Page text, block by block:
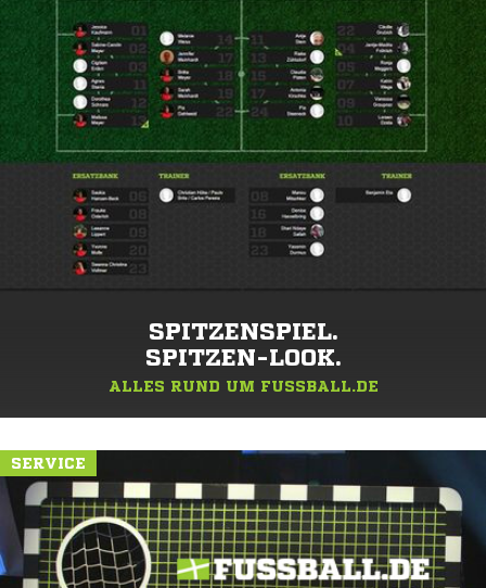
SPITZENSPIEL.
SPITZEN-LOOK.
ALLES RUND UM FUSSBALL.DE
SERVICE